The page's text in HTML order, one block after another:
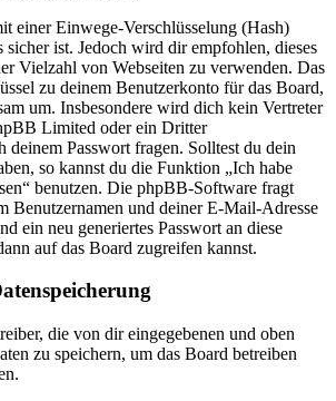
einer Einwege-Verschlüsselung (Hash)
sicher ist. Jedoch wird dir empfohlen, dieses
Vielzahl von Webseiten zu verwenden. Das
zu deinem Benutzerkonto für das Board,
um. Insbesondere wird dich kein Vertreter
Limited oder ein Dritter
deinem Passwort fragen. Solltest du dein
so kannst du die Funktion „Ich habe
benutzen. Die phpBB-Software fragt
Benutzernamen und deiner E-Mail-Adresse
ein neu generiertes Passwort an diese
auf das Board zugreifen kannst.
die von dir eingegebenen und oben
zu speichern, um das Board betreiben